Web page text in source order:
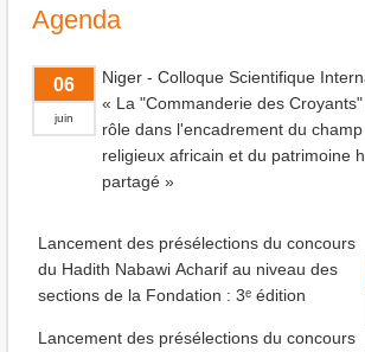
Agenda
06
juin
Niger - Colloque Scientifique
« La "Commanderie des
rôle dans l'encadrement du champ
religieux africain et du patrimoine
partagé »
Lancement des présélections du concours
du Hadith Nabawi Acharif au niveau des
sections de la Fondation : 3ᵉ édition
Lancement des présélections du concours